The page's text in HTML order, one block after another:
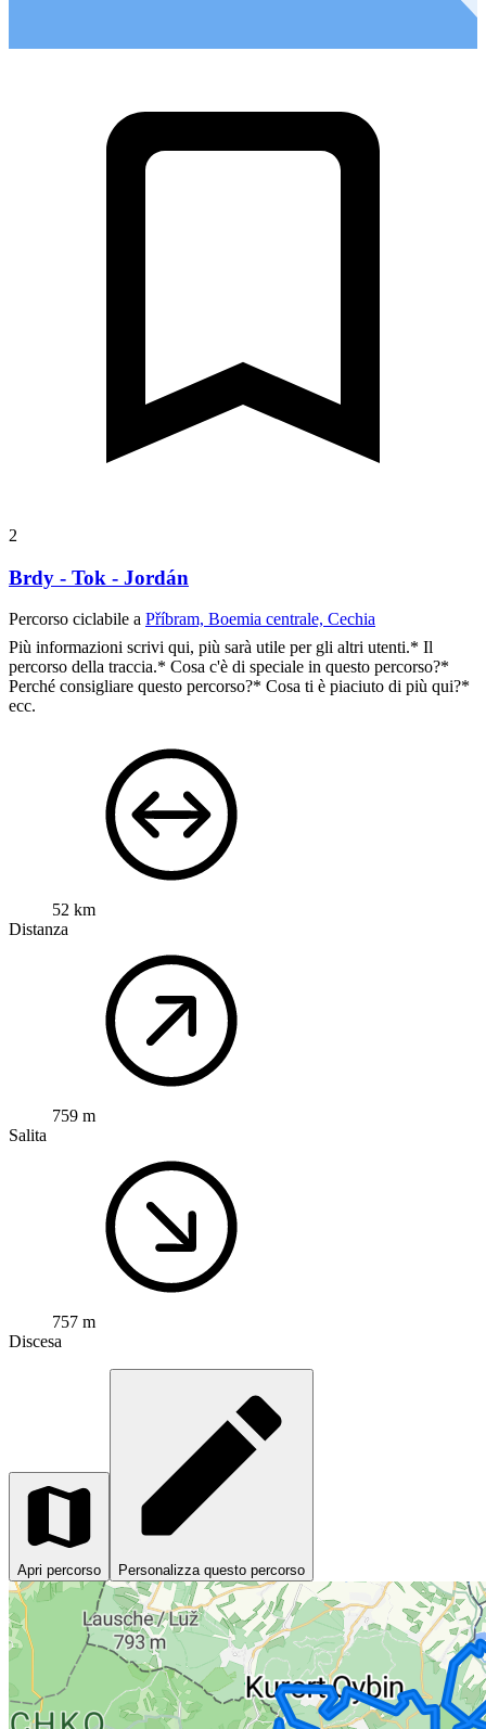
2
Brdy - Tok - Jordán
Percorso ciclabile a Příbram, Boemia centrale, Cechia
Più informazioni scrivi qui, più sarà utile per gli altri utenti.* Il
percorso della traccia.* Cosa c'è di speciale in questo percorso?*
Perché consigliare questo percorso?* Cosa ti è piaciuto di più qui?*
ecc.
52 km
Distanza
759 m
Salita
757 m
Discesa
Apri percorso Personalizza questo percorso